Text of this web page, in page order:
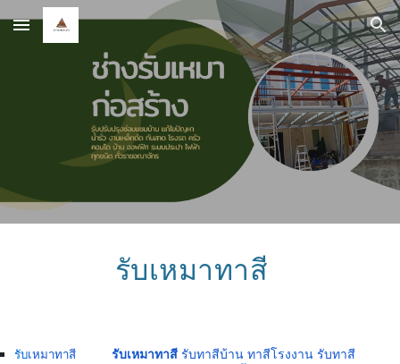
Skip to main content Skip to navigation
รับเหมาทาสี
รับเหมาทาสีรับเหมาทาสี รับทาสีบ้าน ทาสีโรงงาน รับทาสี